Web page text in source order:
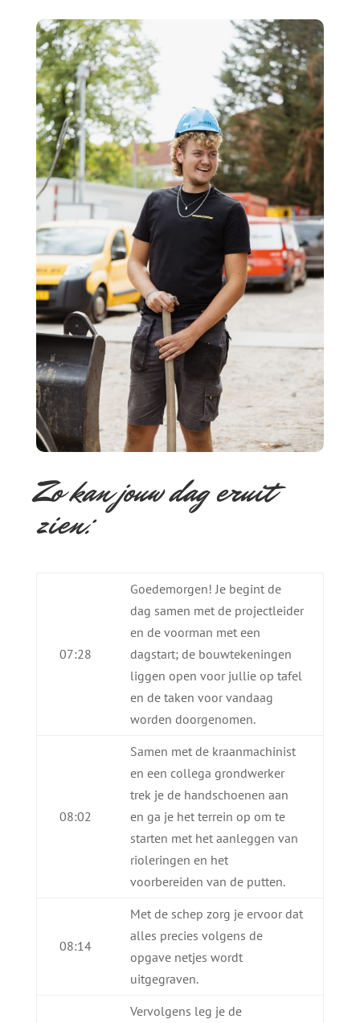
Zo kan jouw dag eruit
zien:
07:28
Goedemorgen! Je begint de
dag samen met de projectleider
en de voorman met een
dagstart; de bouwtekeningen
liggen open voor jullie op tafel
en de taken voor vandaag
worden doorgenomen.
08:02
Samen met de kraanmachinist
en een collega grondwerker
trek je de handschoenen aan
en ga je het terrein op om te
starten met het aanleggen van
rioleringen en het
voorbereiden van de putten.
08:14
Met de schep zorg je ervoor dat
alles precies volgens de
opgave netjes wordt
uitgegraven.
Vervolgens leg je de